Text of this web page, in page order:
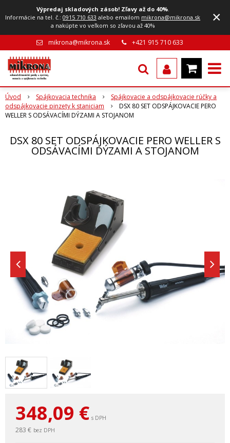
Výpredaj skladových zásob! Zľavy až do 40%.
Informácie na tel. č.:0915 710 633 alebo emailom mikrona@mikrona.sk
a nakúpte vo veľkom so zľavou až 40%
×
mikrona@mikrona.sk +421 915 710 633
Úvod Spájkovacia technika
Spájkovacie a odspájkovacie rúčky a
odspájkovacie pinzety k staniciam
DSX 80 SET ODSPÁJKOVACIE PERO
WELLER S ODSÁVACÍMI DÝZAMI A STOJANOM
DSX 80 SET ODSPÁJKOVACIE PERO WELLER S
ODSÁVACÍMI DÝZAMI A STOJANOM
348,09 € s DPH
283 € bez DPH